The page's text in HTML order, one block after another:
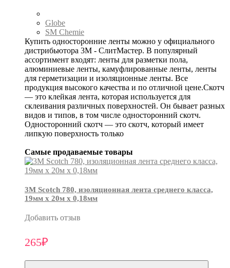
Globe
SM Chemie
Купить односторонние ленты можно у официального
дистрибьютора 3М - СлитМастер. В популярный
ассортимент входят: ленты для разметки пола,
алюминиевые ленты, камуфлированные ленты, ленты
для герметизации и изоляционные ленты. Все
продукция высокого качества и по отличной цене.Скотч
— это клейкая лента, которая используется для
склеивания различных поверхностей. Он бывает разных
видов и типов, в том числе односторонний скотч.
Односторонний скотч — это скотч, который имеет
липкую поверхность только
Самые продаваемые товары
3М Scotch 780, изоляционная лента среднего класса,
19мм х 20м х 0,18мм
Добавить отзыв
265₽